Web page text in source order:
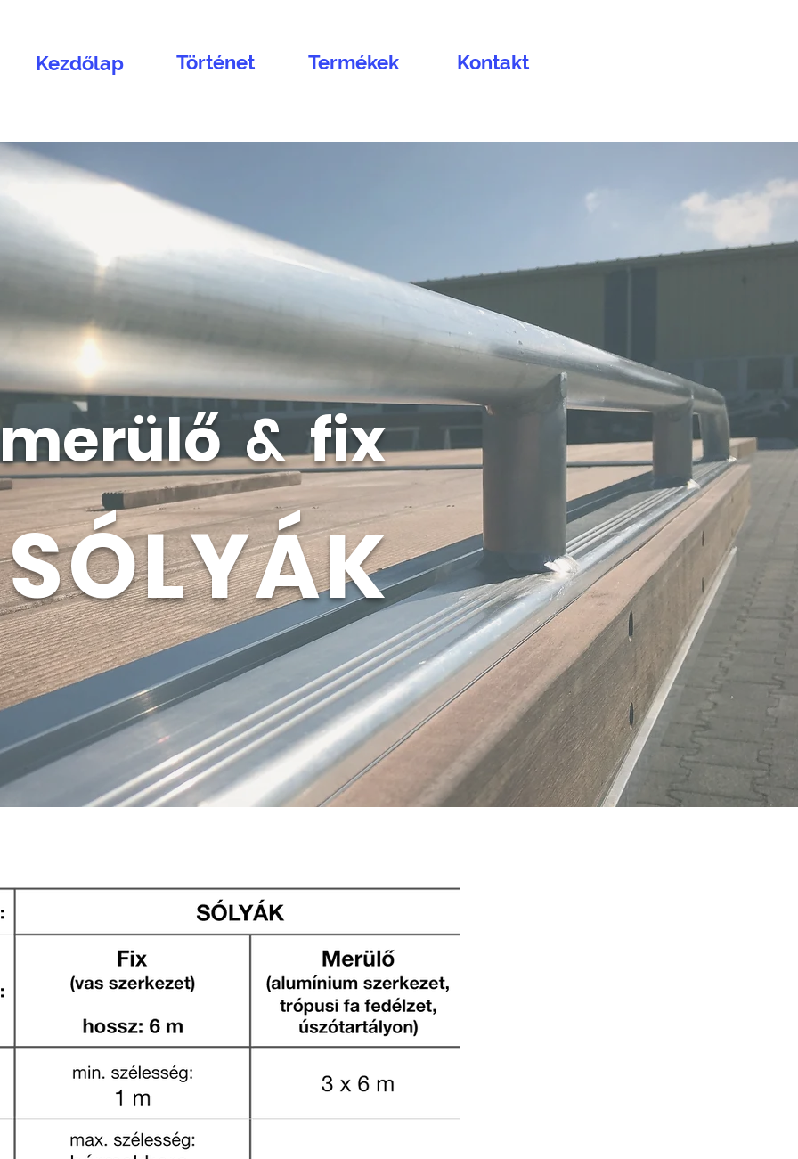
Kezdőlap Történet Termékek Kontakt
&fix
SÓLYÁK